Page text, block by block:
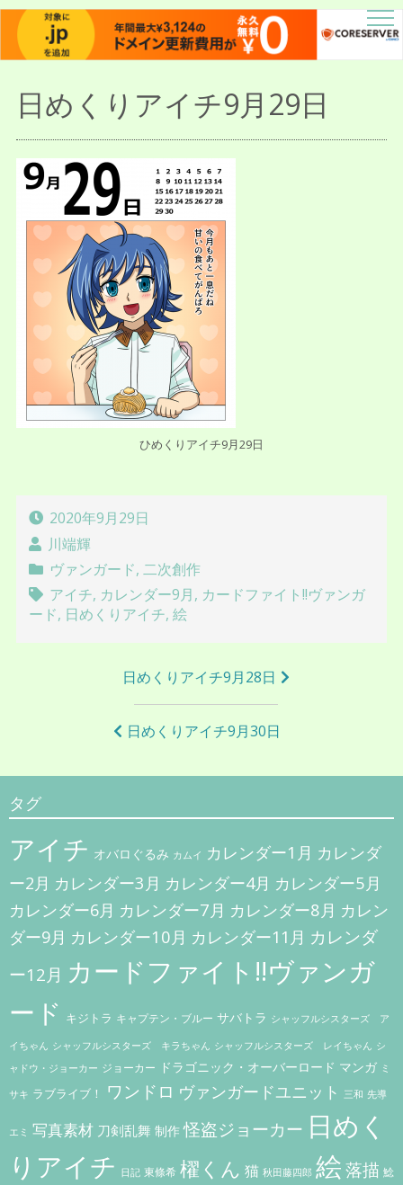
描人某屋落描置場
らくがきとねことしゃしんとだぶん
日めくりアイチ9月29日
ひめくりアイチ9月29日
2020年9月29日
川端輝
ヴァンガード, 二次創作
アイチ, カレンダー9月, カードファイト!!ヴァンガ
ード, 日めくりアイチ,絵
ゲ
ー
シ
ョ
ン
日めくりアイチ9月28日
日めくりアイチ9月30日
タグ
アイチ オバロぐるみ カムイ カレンダー1月 カレンダ
ー2月 カレンダー3月 カレンダー4月 カレンダー5月
カレンダー6月 カレンダー7月 カレンダー8月 カレン
ダー9月 カレンダー10月 カレンダー11月 カレンダ
ー12月 カードファイト!!ヴァンガ
ード キジトラ キャプテン・ブルー サバトラ シャッフルシスターズ ア
イちゃん シャッフルシスターズ キラちゃん シャッフルシスターズ レイちゃん シ
ャドウ・ジョーカー ジョーカー ドラゴニック・オーバーロード マンガ ミ
サキ ラブライブ！ ワンドロ ヴァンガードユニット 三和 先導
エミ 写真素材 刀剣乱舞 制作 怪盗ジョーカー 日めく
りアイチ 日記 東條希 櫂くん 猫 秋田藤四郎 絵落描 鯰